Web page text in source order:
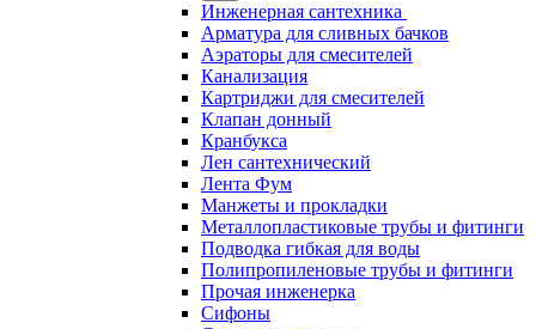
Инженерная сантехника
Арматура для сливных бачков
Аэраторы для смесителей
Канализация
Картриджи для смесителей
Клапан донный
Кранбукса
Лен сантехнический
Лента Фум
Манжеты и прокладки
Металлопластиковые трубы и фитинги
Подводка гибкая для воды
Полипропиленовые трубы и фитинги
Прочая инженерка
Сифоны